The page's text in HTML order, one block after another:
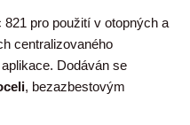
pro použití v otopných a
centralizovaného
Dodáván se
, bezazbestovým